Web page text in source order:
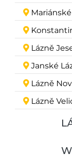
Lázně
Janské
Lázně
Lázně